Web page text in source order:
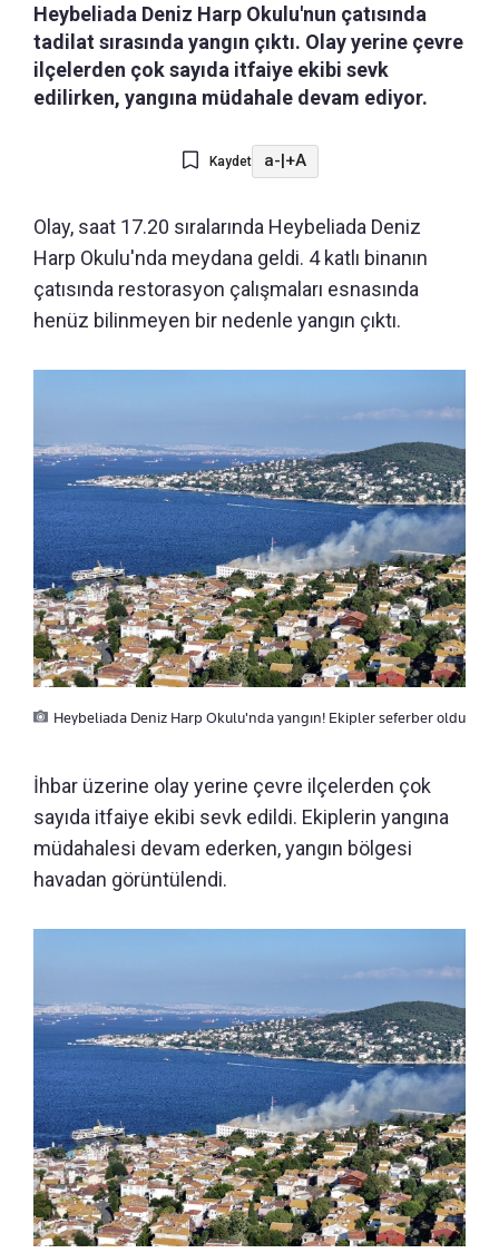
Heybeliada Deniz Harp Okulu'nun çatısında
tadilat sırasında yangın çıktı. Olay yerine çevre
ilçelerden çok sayıda itfaiye ekibi sevk
edilirken, yangına müdahale devam ediyor.
Kaydet a-|+A
Olay, saat 17.20 sıralarında Heybeliada Deniz
Harp Okulu'nda meydana geldi. 4 katlı binanın
çatısında restorasyon çalışmaları esnasında
henüz bilinmeyen bir nedenle yangın çıktı.
Heybeliada Deniz Harp Okulu'nda yangın! Ekipler seferber oldu
İhbar üzerine olay yerine çevre ilçelerden çok
sayıda itfaiye ekibi sevk edildi. Ekiplerin yangına
müdahalesi devam ederken, yangın bölgesi
havadan görüntülendi.